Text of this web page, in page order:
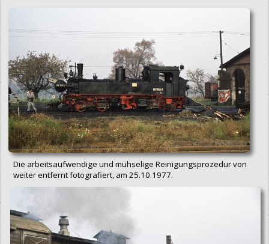
Die arbeitsaufwendige und mühselige Reinigungsprozedur von
weiter entfernt fotografiert, am 25.10.1977.